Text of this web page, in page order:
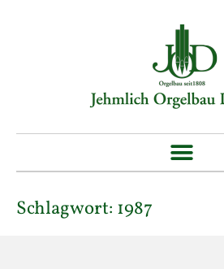
Schlagwort: 1987